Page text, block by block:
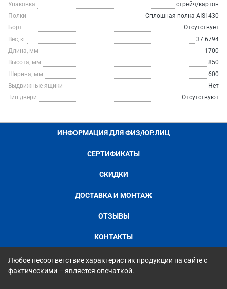
Упаковка
стрейч/картон
Полки
Сплошная полка AISI 430
Борт
Отсутствует
Вес, кг
37.6794
Длина, мм
1700
Высота, мм
850
Ширина, мм
600
Выдвижные ящики
Нет
Тип двери
Отсутствуют
ИНФОРМАЦИЯ ДЛЯ ФИЗ/ЮР.ЛИЦ
СЕРТИФИКАТЫ
СКИДКИ
ДОСТАВКА И МОНТАЖ
ОТЗЫВЫ
КОНТАКТЫ
Любое несоответствие характеристик продукции на сайте с
фактическими – является опечаткой.